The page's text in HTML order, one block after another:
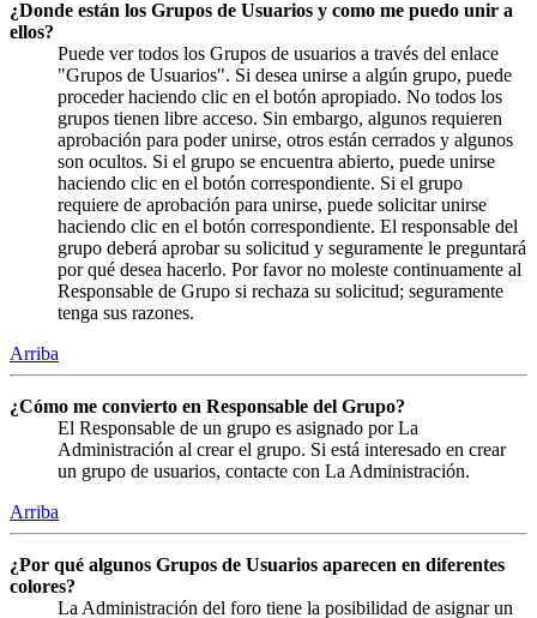
¿Donde están los Grupos de Usuarios y como me puedo unir a
ellos?
Puede ver todos los Grupos de usuarios a través del enlace
"Grupos de Usuarios". Si desea unirse a algún grupo, puede
proceder haciendo clic en el botón apropiado. No todos los
grupos tienen libre acceso. Sin embargo, algunos requieren
aprobación para poder unirse, otros están cerrados y algunos
son ocultos. Si el grupo se encuentra abierto, puede unirse
haciendo clic en el botón correspondiente. Si el grupo
requiere de aprobación para unirse, puede solicitar unirse
haciendo clic en el botón correspondiente. El responsable del
grupo deberá aprobar su solicitud y seguramente le preguntará
por qué desea hacerlo. Por favor no moleste continuamente al
Responsable de Grupo si rechaza su solicitud; seguramente
tenga sus razones.
Arriba
¿Cómo me convierto en Responsable del Grupo?
El Responsable de un grupo es asignado por La
Administración al crear el grupo. Si está interesado en crear
un grupo de usuarios, contacte con La Administración.
Arriba
¿Por qué algunos Grupos de Usuarios aparecen en diferentes
colores?
La Administración del foro tiene la posibilidad de asignar un